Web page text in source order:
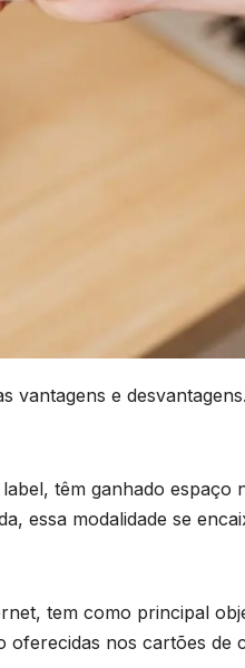
vantagens e desvantagens.
têm ganhado espaço
essa modalidade se
tem como principal
oferecidas nos cartões de